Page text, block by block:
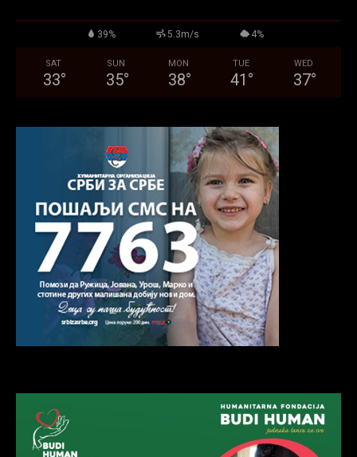
39% 5.3m/s 4%
SAT
33°
SUN
35°
MON
38°
TUE
41 °
WED
37°